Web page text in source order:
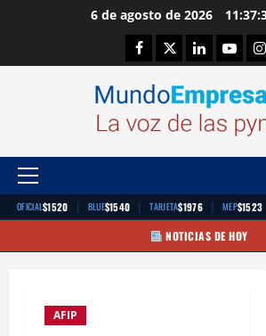
6 de agosto de 2026
Facebook
TwitterLinkedinYoutube
Menú
principal
OFICIAL$1520 | BLUE$1540 | TARJETA$1976 | MEP$1523
NOTICIAS DE HOY
AFIP